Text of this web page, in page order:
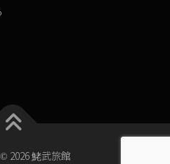
2026 鮱武旅館